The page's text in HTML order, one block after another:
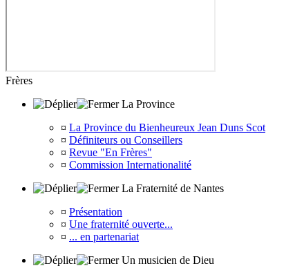
Frères
La Province
¤ La Province du Bienheureux Jean Duns Scot
¤ Définiteurs ou Conseillers
¤ Revue "En Frères"
¤ Commission Internationalité
La Fraternité de Nantes
¤ Présentation
¤ Une fraternité ouverte...
¤ ... en partenariat
Un musicien de Dieu